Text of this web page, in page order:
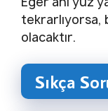
tekrarlıyorsa,
olacaktır.
Sıkça